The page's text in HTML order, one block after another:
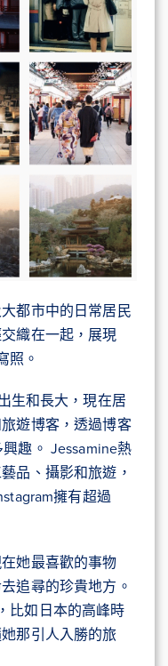
都市中的日常居民
織在一起，展現
照。
生和長大，現在居
遊博客，透過博客
趣。 Jessamine熱
品、攝影和旅遊，
擁有超過
她最喜歡的事物
追尋的珍貴地方。
比如日本的高峰時
那引人入勝的旅